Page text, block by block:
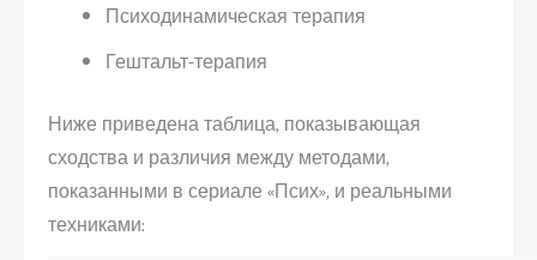
Психодинамическая терапия
Гештальт-терапия
Ниже приведена таблица, показывающая
сходства и различия между методами,
показанными в сериале «Псих», и реальными
техниками: